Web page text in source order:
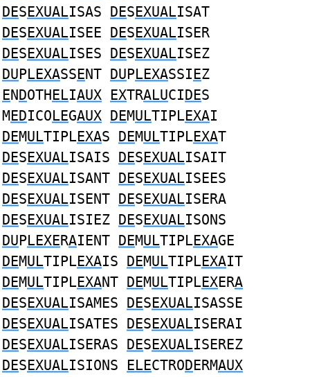
DESEXUALISAS DESEXUALISAT
DESEXUALISEE DESEXUALISER
DESEXUALISES DESEXUALISEZ
DUPLEXASSENT DUPLEXASSIEZ
ENDOTHELIAUX EXTRALUCIDES
MEDICOLEGAUX DEMULTIPLEXAI
DEMULTIPLEXAS DEMULTIPLEXAT
DESEXUALISAIS DESEXUALISAIT
DESEXUALISANT DESEXUALISEES
DESEXUALISENT DESEXUALISERA
DESEXUALISIEZ DESEXUALISONS
DUPLEXERAIENT DEMULTIPLEXAGE
DEMULTIPLEXAIS DEMULTIPLEXAIT
DEMULTIPLEXANT DEMULTIPLEXERA
DESEXUALISAMES DESEXUALISASSE
DESEXUALISATES DESEXUALISERAI
DESEXUALISERAS DESEXUALISEREZ
DESEXUALISIONS ELECTRODERMAUX